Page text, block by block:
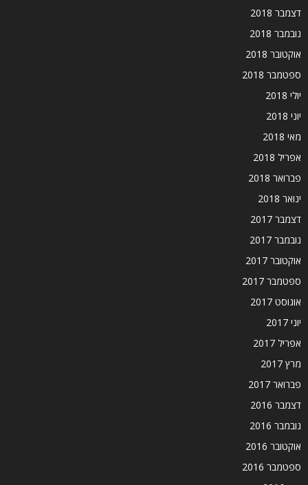
דצמבר 2018
נובמבר 2018
אוקטובר 2018
ספטמבר 2018
יולי 2018
יוני 2018
מאי 2018
אפריל 2018
פברואר 2018
ינואר 2018
דצמבר 2017
נובמבר 2017
אוקטובר 2017
ספטמבר 2017
אוגוסט 2017
יוני 2017
אפריל 2017
מרץ 2017
פברואר 2017
דצמבר 2016
נובמבר 2016
אוקטובר 2016
ספטמבר 2016